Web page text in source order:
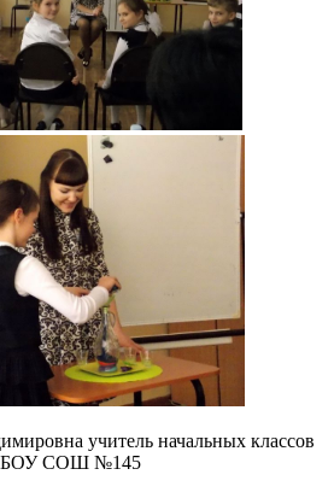
учитель начальных классов
СОШ №145